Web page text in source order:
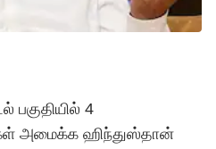
பகுதியில் 4
அமைக்க ஹிந்துஸ்தான்